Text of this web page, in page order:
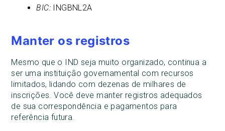
BIC: INGBNL2A
Manter os registros
Mesmo que o IND seja muito organizado, continua a
ser uma instituição governamental com recursos
limitados, lidando com dezenas de milhares de
inscrições. Você deve manter registros adequados
de sua correspondência e pagamentos para
referência futura.